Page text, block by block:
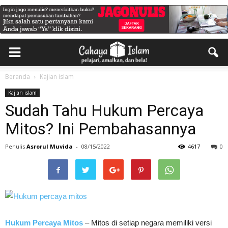
Beranda Kajian islam
Kajian islam
Sudah Tahu Hukum Percaya
Mitos? Ini Pembahasannya
Penulis Asrorul Muvida - 08/15/2022 0
4617
Hukum Percaya Mitos – Mitos di setiap negara memiliki versi